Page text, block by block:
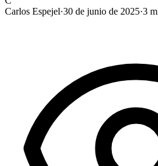
Carlos Espejel·30 de junio de 2025·3